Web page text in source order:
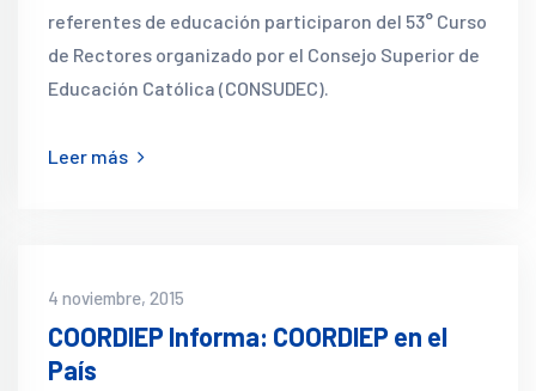
referentes de educación participaron del 53° Curso
de Rectores organizado por el Consejo Superior de
Educación Católica (CONSUDEC).
Leer más
4 noviembre, 2015
COORDIEP Informa: COORDIEP en el
País